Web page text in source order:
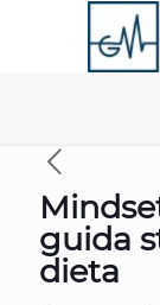
guida
dieta